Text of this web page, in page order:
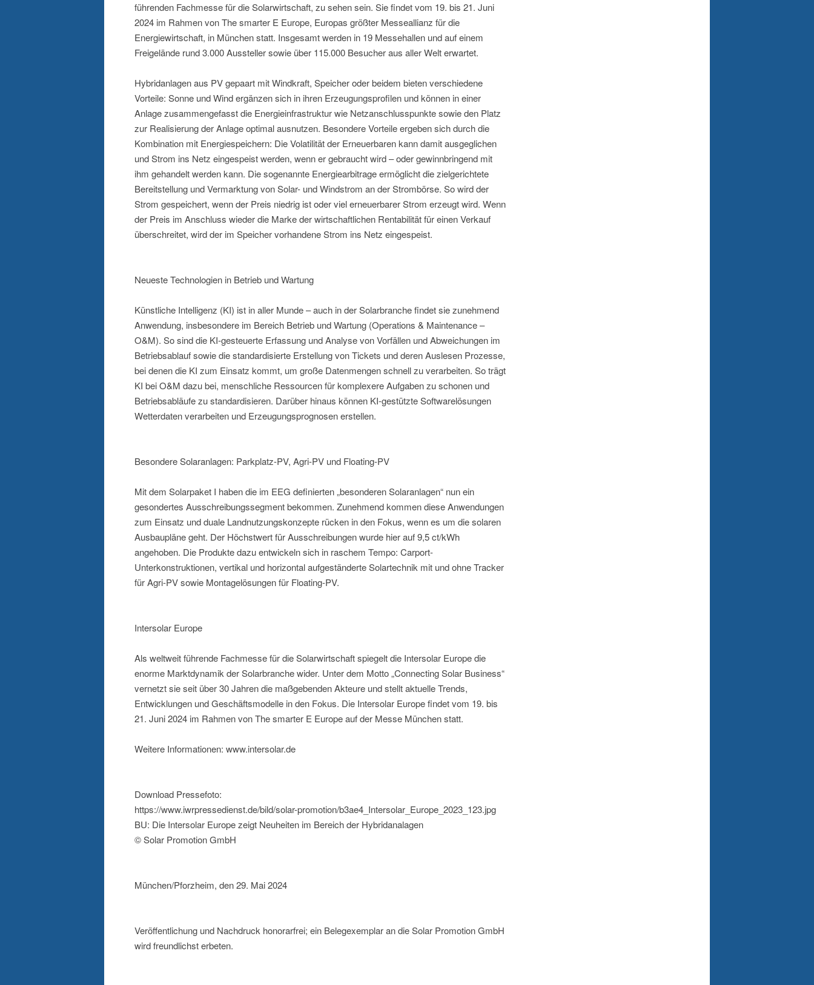
führenden Fachmesse für die Solarwirtschaft, zu sehen sein. Sie findet vom 19. bis 21. Juni
2024 im Rahmen von The smarter E Europe, Europas größter Messeallianz für die
Energiewirtschaft, in München statt. Insgesamt werden in 19 Messehallen und auf einem
Freigelände rund 3.000 Aussteller sowie über 115.000 Besucher aus aller Welt erwartet.
Hybridanlagen aus PV gepaart mit Windkraft, Speicher oder beidem bieten verschiedene
Vorteile: Sonne und Wind ergänzen sich in ihren Erzeugungsprofilen und können in einer
Anlage zusammengefasst die Energieinfrastruktur wie Netzanschlusspunkte sowie den Platz
zur Realisierung der Anlage optimal ausnutzen. Besondere Vorteile ergeben sich durch die
Kombination mit Energiespeichern: Die Volatilität der Erneuerbaren kann damit ausgeglichen
und Strom ins Netz eingespeist werden, wenn er gebraucht wird – oder gewinnbringend mit
ihm gehandelt werden kann. Die sogenannte Energiearbitrage ermöglicht die zielgerichtete
Bereitstellung und Vermarktung von Solar- und Windstrom an der Strombörse. So wird der
Strom gespeichert, wenn der Preis niedrig ist oder viel erneuerbarer Strom erzeugt wird. Wenn
der Preis im Anschluss wieder die Marke der wirtschaftlichen Rentabilität für einen Verkauf
überschreitet, wird der im Speicher vorhandene Strom ins Netz eingespeist.
Neueste Technologien in Betrieb und Wartung
Künstliche Intelligenz (KI) ist in aller Munde – auch in der Solarbranche findet sie zunehmend
Anwendung, insbesondere im Bereich Betrieb und Wartung (Operations & Maintenance –
O&M). So sind die KI-gesteuerte Erfassung und Analyse von Vorfällen und Abweichungen im
Betriebsablauf sowie die standardisierte Erstellung von Tickets und deren Auslesen Prozesse,
bei denen die KI zum Einsatz kommt, um große Datenmengen schnell zu verarbeiten. So trägt
KI bei O&M dazu bei, menschliche Ressourcen für komplexere Aufgaben zu schonen und
Betriebsabläufe zu standardisieren. Darüber hinaus können KI-gestützte Softwarelösungen
Wetterdaten verarbeiten und Erzeugungsprognosen erstellen.
Besondere Solaranlagen: Parkplatz-PV, Agri-PV und Floating-PV
Mit dem Solarpaket I haben die im EEG definierten „besonderen Solaranlagen“ nun ein
gesondertes Ausschreibungssegment bekommen. Zunehmend kommen diese Anwendungen
zum Einsatz und duale Landnutzungskonzepte rücken in den Fokus, wenn es um die solaren
Ausbaupläne geht. Der Höchstwert für Ausschreibungen wurde hier auf 9,5 ct/kWh
angehoben. Die Produkte dazu entwickeln sich in raschem Tempo: Carport-
Unterkonstruktionen, vertikal und horizontal aufgeständerte Solartechnik mit und ohne Tracker
für Agri-PV sowie Montagelösungen für Floating-PV.
Intersolar Europe
Als weltweit führende Fachmesse für die Solarwirtschaft spiegelt die Intersolar Europe die
enorme Marktdynamik der Solarbranche wider. Unter dem Motto „Connecting Solar Business“
vernetzt sie seit über 30 Jahren die maßgebenden Akteure und stellt aktuelle Trends,
Entwicklungen und Geschäftsmodelle in den Fokus. Die Intersolar Europe findet vom 19. bis
21. Juni 2024 im Rahmen von The smarter E Europe auf der Messe München statt.
Weitere Informationen: www.intersolar.de
Download Pressefoto:
https://www.iwrpressedienst.de/bild/solar-promotion/b3ae4_Intersolar_Europe_2023_123.jpg
BU: Die Intersolar Europe zeigt Neuheiten im Bereich der Hybridanalagen
© Solar Promotion GmbH
München/Pforzheim, den 29. Mai 2024
Veröffentlichung und Nachdruck honorarfrei; ein Belegexemplar an die Solar Promotion GmbH
wird freundlichst erbeten.